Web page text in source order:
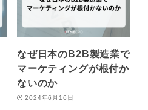
なぜ日本のB2B製造業で
マーケティングが根付か
ないのか
2024年6月16日